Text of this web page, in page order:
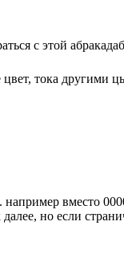
с этой
цвет, тока другими
вместо
но если